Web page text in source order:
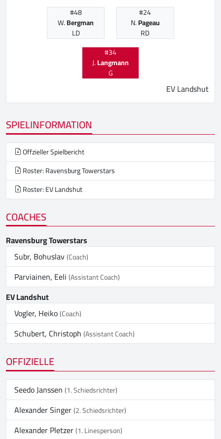
#48
W.Bergman
LD
#24
N.Pageau
RD
#34
J.Langmann
G
EV Landshut
SPIELINFORMATION
Offzieller Spielbericht
Roster: Ravensburg Towerstars
Roster: EV Landshut
COACHES
Ravensburg Towerstars
Subr, Bohuslav(Coach)
Parviainen, Eeli(Assistant Coach)
EV Landshut
Vogler, Heiko(Coach)
Schubert, Christoph(Assistant Coach)
OFFIZIELLE
Seedo Janssen(1. Schiedsrichter)
Alexander Singer(2. Schiedsrichter)
Alexander Pletzer(1. Linesperson)